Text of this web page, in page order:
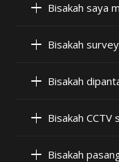
Bisakah saya
Bisakah
Bisakah
Bisakah CCTV
Bisakah